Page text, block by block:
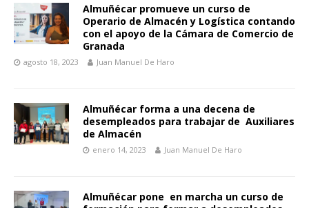
Almuñécar promueve un curso de
Operario de Almacén y Logística contando
con el apoyo de la Cámara de Comercio de
Granada
agosto 18, 2023 Juan Manuel De Haro
Almuñécar forma a una decena de
desempleados para trabajar de Auxiliares
de Almacén
enero 14, 2023 Juan Manuel De Haro
Almuñécar pone en marcha un curso de